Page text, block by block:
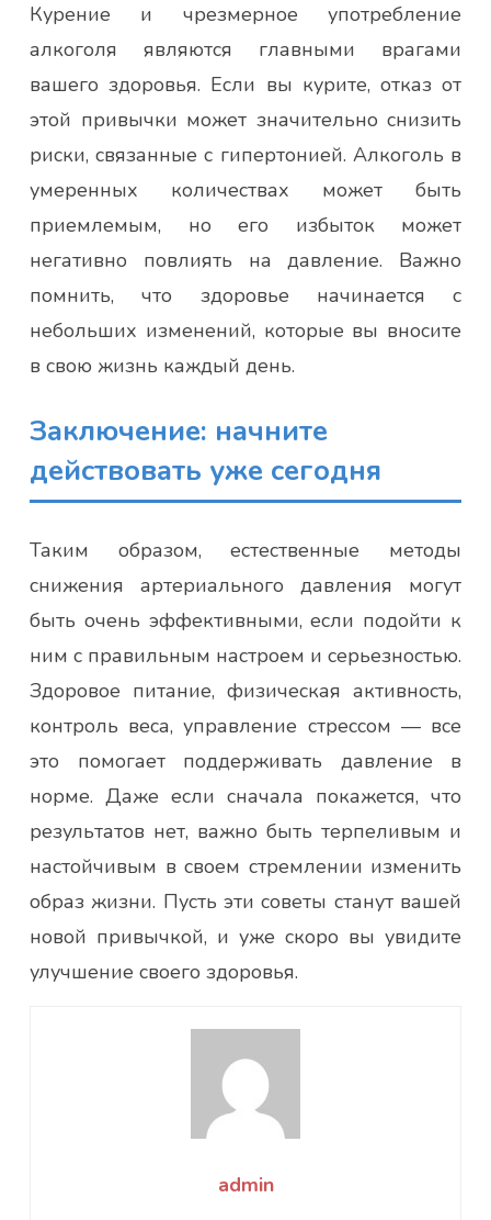
Курение и чрезмерное употребление
алкоголя являются главными врагами
вашего здоровья. Если вы курите, отказ от
этой привычки может значительно снизить
риски, связанные с гипертонией. Алкоголь в
умеренных количествах может быть
приемлемым, но его избыток может
негативно повлиять на давление. Важно
помнить, что здоровье начинается с
небольших изменений, которые вы вносите
в свою жизнь каждый день.
Заключение: начните
действовать уже сегодня
Таким образом, естественные методы
снижения артериального давления могут
быть очень эффективными, если подойти к
ним с правильным настроем и серьезностью.
Здоровое питание, физическая активность,
контроль веса, управление стрессом — все
это помогает поддерживать давление в
норме. Даже если сначала покажется, что
результатов нет, важно быть терпеливым и
настойчивым в своем стремлении изменить
образ жизни. Пусть эти советы станут вашей
новой привычкой, и уже скоро вы увидите
улучшение своего здоровья.
admin